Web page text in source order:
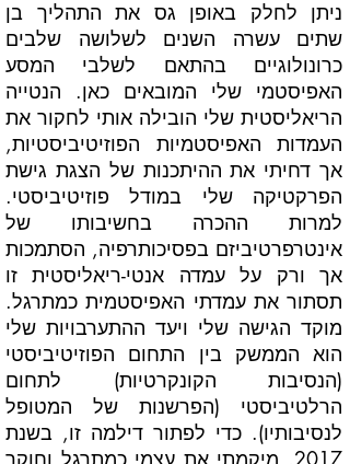
ניתן לחלק באופן גס את התהליך בן
שתים עשרה השנים לשלושה שלבים
כרונולוגיים בהתאם לשלבי המסע
האפיסטמי שלי המובאים כאן. הנטייה
הריאליסטית שלי הובילה אותי לחקור את
העמדות האפיסטמיות הפוזיטיביסטיות,
אך דחיתי את ההיתכנות של הצגת גישת
הפרקטיקה שלי במודל פוזיטיביסטי.
למרות ההכרה בחשיבותו של
אינטרפרטיביזם בפסיכותרפיה, הסתמכות
אך ורק על עמדה אנטי-ריאליסטית זו
תסתור את עמדתי האפיסטמית כמתרגל.
מוקד הגישה שלי ויעד ההתערבויות שלי
הוא הממשק בין התחום הפוזיטיביסטי
(הנסיבות הקונקרטיות) לתחום
הרלטיביסטי (הפרשנות של המטופל
לנסיבותיו). כדי לפתור דילמה זו, בשנת
2017, מיקמתי את עצמי כמתרגל וחוקר